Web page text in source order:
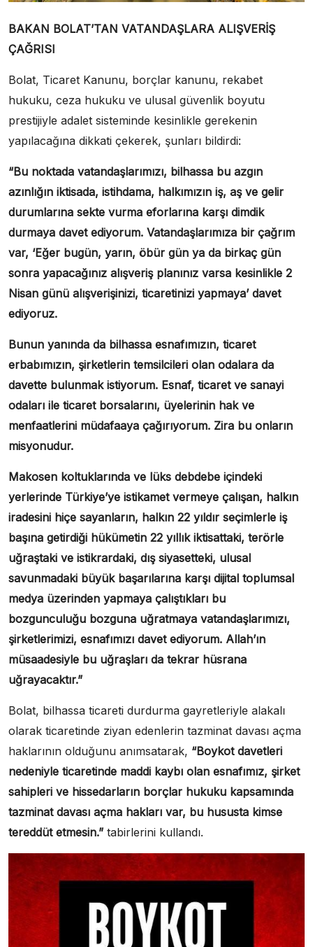
BAKAN BOLAT’TAN VATANDAŞLARA ALIŞVERİŞ
ÇAĞRISI
Bolat, Ticaret Kanunu, borçlar kanunu, rekabet
hukuku, ceza hukuku ve ulusal güvenlik boyutu
prestijiyle adalet sisteminde kesinlikle gerekenin
yapılacağına dikkati çekerek, şunları bildirdi:
“Bu noktada vatandaşlarımızı, bilhassa bu azgın
azınlığın iktisada, istihdama, halkımızın iş, aş ve gelir
durumlarına sekte vurma eforlarına karşı dimdik
durmaya davet ediyorum. Vatandaşlarımıza bir çağrım
var, ‘Eğer bugün, yarın, öbür gün ya da birkaç gün
sonra yapacağınız alışveriş planınız varsa kesinlikle 2
Nisan günü alışverişinizi, ticaretinizi yapmaya’davet
ediyoruz.
Bunun yanında da bilhassa esnafımızın, ticaret
erbabımızın, şirketlerin temsilcileri olan odalara da
davette bulunmak istiyorum. Esnaf, ticaret ve sanayi
odaları ile ticaret borsalarını, üyelerinin hak ve
menfaatlerini müdafaaya çağırıyorum. Zira bu onların
misyonudur.
Makosen koltuklarında ve lüks debdebe içindeki
yerlerinde Türkiye’ye istikamet vermeye çalışan, halkın
iradesini hiçe sayanların, halkın 22 yıldır seçimlerle iş
başına getirdiği hükümetin 22 yıllık iktisattaki, terörle
uğraştaki ve istikrardaki, dış siyasetteki, ulusal
savunmadaki büyük başarılarına karşı dijital toplumsal
medya üzerinden yapmaya çalıştıkları bu
bozgunculuğu bozguna uğratmaya vatandaşlarımızı,
şirketlerimizi, esnafımızı davet ediyorum. Allah’ın
müsaadesiyle bu uğraşları da tekrar hüsrana
uğrayacaktır.”
Bolat, bilhassa ticareti durdurma gayretleriyle alakalı
olarak ticaretinde ziyan edenlerin tazminat davası açma
haklarının olduğunu anımsatarak, “Boykot davetleri
nedeniyle ticaretinde maddi kaybı olan esnafımız, şirket
sahipleri ve hissedarların borçlar hukuku kapsamında
tazminat davası açma hakları var, bu hususta kimse
tereddüt etmesin.” tabirlerini kullandı.